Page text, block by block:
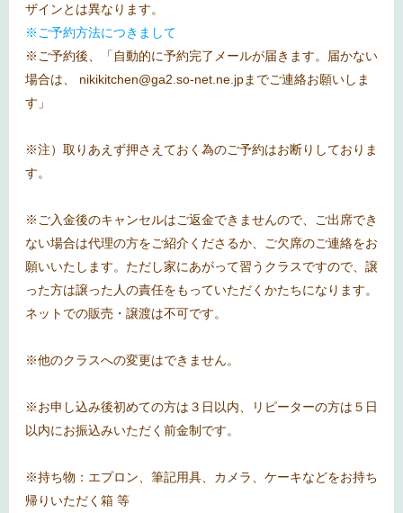
ザインとは異なります。
※ご予約方法につきまして
※ご予約後、「自動的に予約完了メールが届きます。届かない
場合は、 nikikitchen@ga2.so-net.ne.jpまでご連絡お願いしま
す」
※注）取りあえず押さえておく為のご予約はお断りしておりま
す。
※ご入金後のキャンセルはご返金できませんので、ご出席でき
ない場合は代理の方をご紹介くださるか、ご欠席のご連絡をお
願いいたします。ただし家にあがって習うクラスですので、譲
った方は譲った人の責任をもっていただくかたちになります。
ネットでの販売・譲渡は不可です。
※他のクラスへの変更はできません。
※お申し込み後初めての方は３日以内、リピーターの方は５日
以内にお振込みいただく前金制です。
※持ち物：エプロン、筆記用具、カメラ、ケーキなどをお持ち
帰りいただく箱 等